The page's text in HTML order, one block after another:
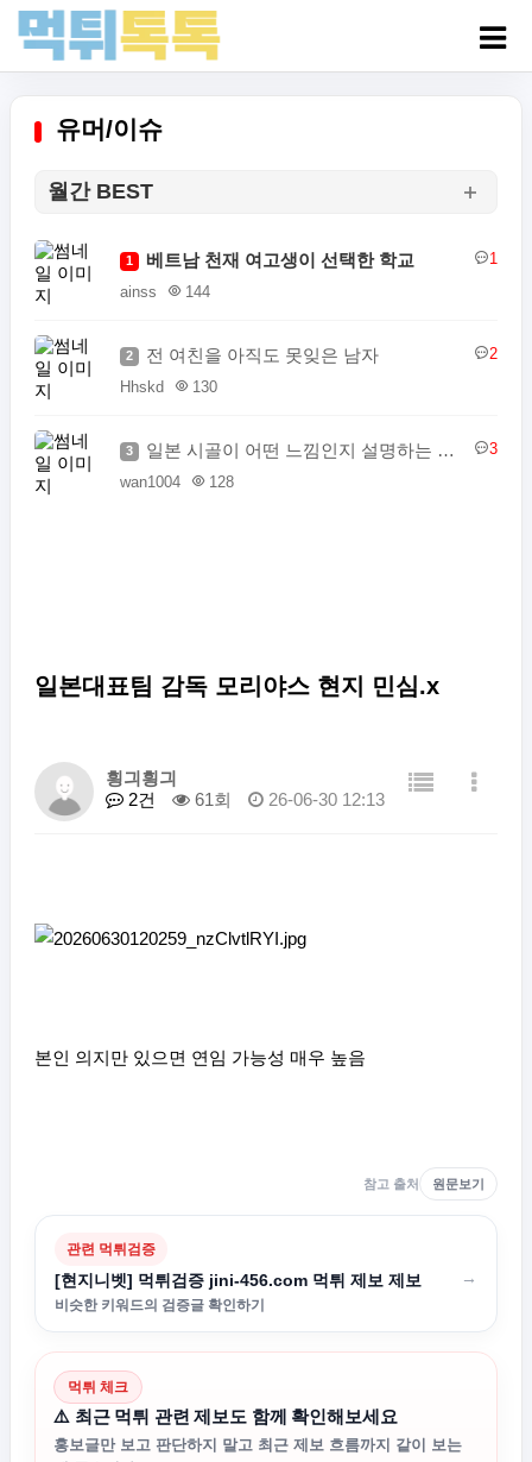
유머/이슈
월간 BEST
1 베트남 천재 여고생이 선택한 학교
1
ainss
144
2 전 여친을 아직도 못잊은 남자
2
Hhskd
130
3 일본 시골이 어떤 느낌인지 설명하는 일본인
3
wan1004
128
일본대표팀 감독 모리야스 현지 민심.x
힁긔힁긔
2건
61회 26-06-30 12:13
본인 의지만 있으면 연임 가능성 매우 높음
참고 출처 원문보기
관련 먹튀검증
[현지니벳] 먹튀검증 jini-456.com 먹튀 제보 제보
비슷한 키워드의 검증글 확인하기
→
먹튀 체크
⚠️ 최근 먹튀 관련 제보도 함께 확인해보세요
홍보글만 보고 판단하지 말고 최근 제보 흐름까지 같이 보는